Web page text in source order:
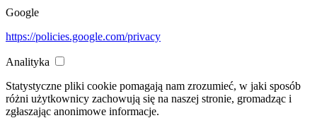
Google
https://policies.google.com/privacy
Analityka
Statystyczne pliki cookie pomagają nam zrozumieć, w jaki sposób
różni użytkownicy zachowują się na naszej stronie, gromadząc i
zgłaszając anonimowe informacje.